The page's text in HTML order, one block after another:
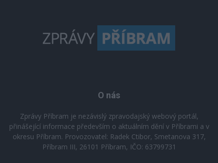
O nás
Zprávy Příbram je nezávislý zpravodajský webový portál,
přinášející informace především o aktuálním dění v Příbrami a v
okresu Příbram. Provozovatel: Radek Ctibor, Smetanova 317,
Příbram III, 26101 Příbram, IČO: 63799731